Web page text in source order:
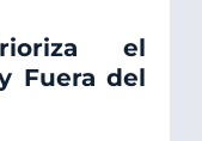
el
Fuera del